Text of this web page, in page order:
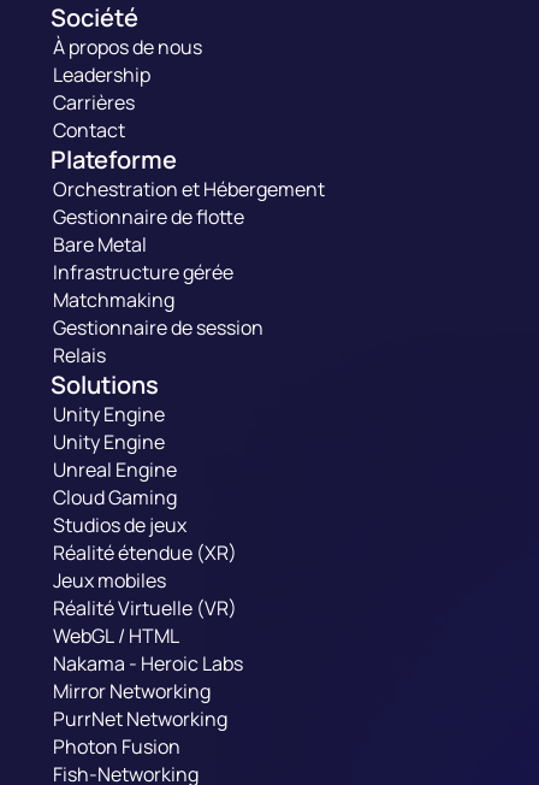
Société
À propos de nous
Leadership
Carrières
Contact
Plateforme
Orchestration et Hébergement
Gestionnaire de flotte
Bare Metal
Infrastructure gérée
Matchmaking
Gestionnaire de session
Relais
Solutions
Unity Engine
Unity Engine
Unreal Engine
Cloud Gaming
Studios de jeux
Réalité étendue (XR)
Jeux mobiles
Réalité Virtuelle (VR)
WebGL / HTML
Nakama - Heroic Labs
Mirror Networking
PurrNet Networking
Photon Fusion
Fish-Networking